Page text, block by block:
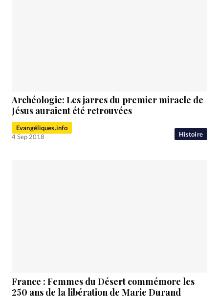
Histoire
Archéologie: Les jarres du premier miracle de
Jésus auraient été retrouvées
Evangéliques.info
4 Sep 2018
France : Femmes du Désert commémore les
250 ans de la libération de Marie Durand